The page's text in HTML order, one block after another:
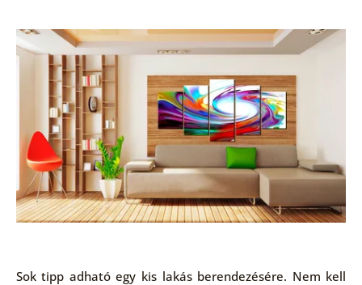
Sok tipp adható egy kis lakás berendezésére. Nem kell